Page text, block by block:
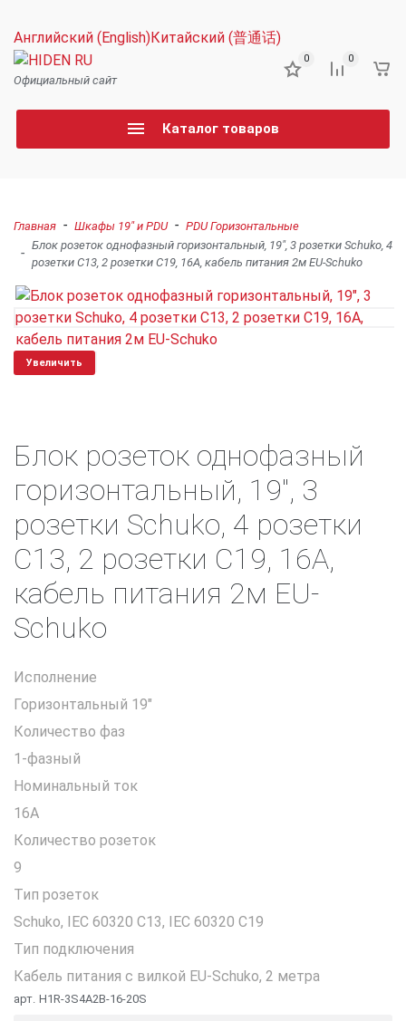
Английский (English)Китайский (普通话)
Официальный сайт
Каталог товаров
0 0
Главная - Шкафы 19" и PDU - PDU Горизонтальные
- Блок розеток однофазный горизонтальный, 19", 3 розетки Schuko, 4
розетки C13, 2 розетки C19, 16A, кабель питания 2м EU-Schuko
Увеличить
Блок розеток однофазный
горизонтальный, 19", 3
розетки Schuko, 4 розетки
C13, 2 розетки C19, 16A,
кабель питания 2м EU-
Schuko
Исполнение
Горизонтальный 19"
Количество фаз
1-фазный
Номинальный ток
16А
Количество розеток
9
Тип розеток
Schuko, IEC 60320 C13, IEC 60320 C19
Тип подключения
Кабель питания с вилкой EU-Schuko, 2 метра
арт. H1R-3S4A2B-16-20S